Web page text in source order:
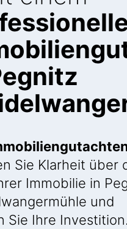
Sie Klarheit über
Immobilie in
und
Sie Ihre Investition.